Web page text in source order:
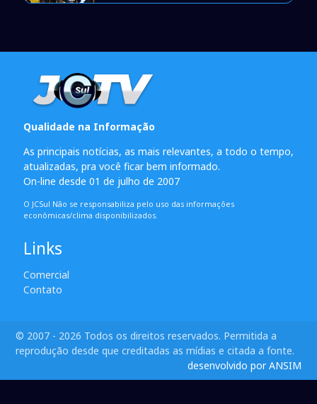
Qualidade na Informação
As principais notícias, as mais relevantes, a todo o tempo,
atualizadas, pra você ficar bem informado.
On-line desde 01 de julho de 2007
O JCSul Não se responsabiliza pelo uso das informações
econômicas/clima disponibilizados.
Links
Comercial
Contato
© 2007 - 2026 Todos os direitos reservados. Permitida a
reprodução desde que creditadas as mídias e citada a fonte.
desenvolvido por ANSIM